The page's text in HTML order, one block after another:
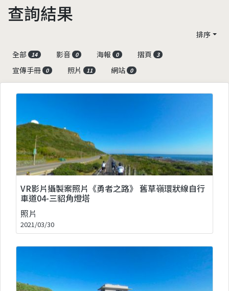
查詢結果
排序
全部
14 影音 0 海報 0 摺頁 3
宣傳手冊 0 照片 11 網站 0
VR影片攝製案照片《勇者之路》 舊草嶺環狀線自行
車道04-三貂角燈塔
照片
2021/03/30